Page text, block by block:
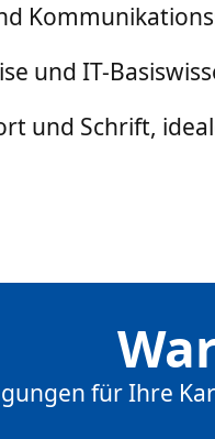
und IT-
und Schrift,
für Ihre